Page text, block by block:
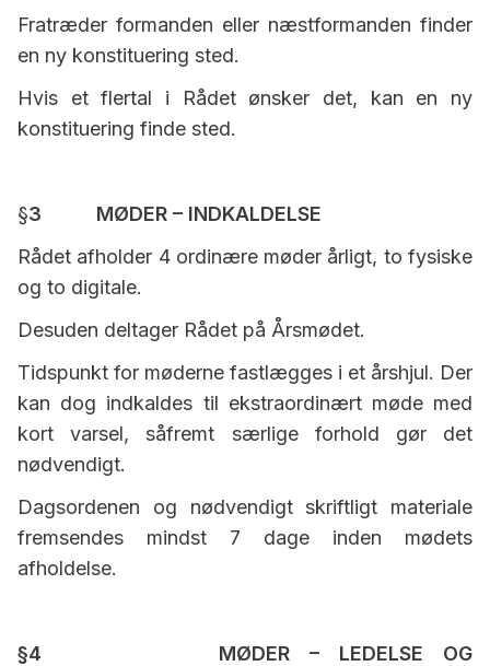
Fratræder formanden eller næstformanden finder
en ny konstituering sted.
Hvis et flertal i Rådet ønsker det, kan en ny
konstituering finde sted.
§3 MØDER – INDKALDELSE
Rådet afholder 4 ordinære møder årligt, to fysiske
og to digitale.
Desuden deltager Rådet på Årsmødet.
Tidspunkt for møderne fastlægges i et årshjul. Der
kan dog indkaldes til ekstraordinært møde med
kort varsel, såfremt særlige forhold gør det
nødvendigt.
Dagsordenen og nødvendigt skriftligt materiale
fremsendes mindst 7 dage inden mødets
afholdelse.
§4 MØDER – LEDELSE OG